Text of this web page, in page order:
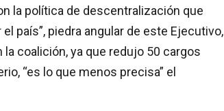
la política de descentralización que
país”, piedra angular de este Ejecutivo,
coalición, ya que redujo 50 cargos
“es lo que menos precisa” el